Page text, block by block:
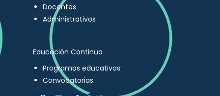
Docentes
Administrativos
Educación Continua
Programas educativos
Convocatorias